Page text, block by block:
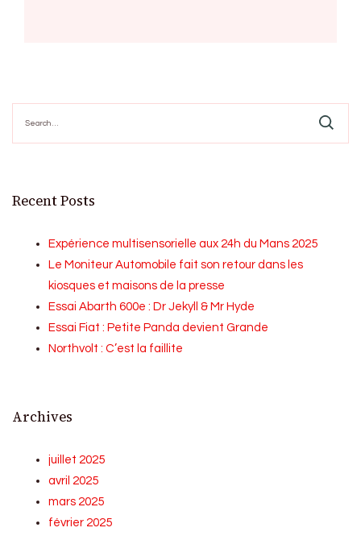
for:
Recent Posts
Expérience multisensorielle aux 24h du Mans 2025
Le Moniteur Automobile fait son retour dans les
kiosques et maisons de la presse
Essai Abarth 600e : Dr Jekyll & Mr Hyde
Essai Fiat : Petite Panda devient Grande
Northvolt : C’est la faillite
Archives
juillet 2025
avril 2025
mars 2025
février 2025